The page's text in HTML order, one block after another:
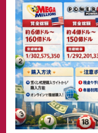
開運・風水
水晶院
宝くじ雑学
b
o
o
k
e
r